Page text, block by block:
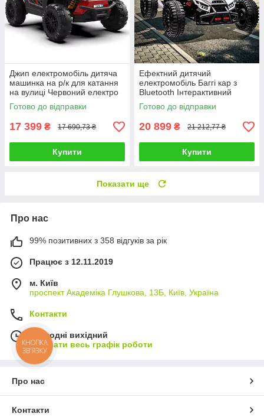
Джип електромобіль дитяча
машинка на р/к для катання
на вулиці Червоний електро
квадроцикл з 2 моторами
65W MP3
Готово до відправки
17 399 ₴ 17 690,73 ₴
Купити
Ефектний дитячий
електромобіль Баггі кар з
Bluetooth Інтерактивний
транспорт дитині Великі
колеса MP3 і FM
Готово до відправки
20 899 ₴ 21 212,77 ₴
Купити
Показати ще
Про нас
99% позитивних з 358 відгуків за рік
Працює з 12.11.2019
м. Київ
проспект Академіка Глушкова, 13Б, Київ, Україна
Контакти
Сьогодні вихідний
Показати весь графік роботи
Про нас
Контакти
КНОПКА
ЗВ'ЯЗКУ